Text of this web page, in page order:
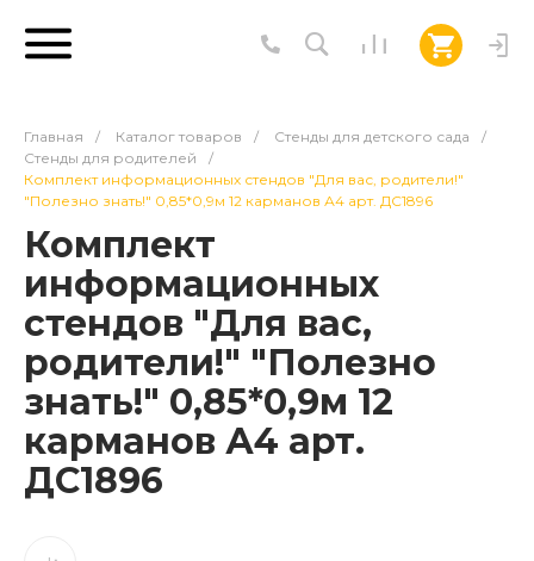
Главная / Каталог товаров / Стенды для детского сада
/
Стенды для родителей
/
Комплект информационных стендов "Для вас, родители!"
"Полезно знать!" 0,85*0,9м 12 карманов А4 арт. ДС1896
Комплект
информационных
стендов "Для вас,
родители!" "Полезно
знать!" 0,85*0,9м 12
карманов А4 арт.
ДС1896